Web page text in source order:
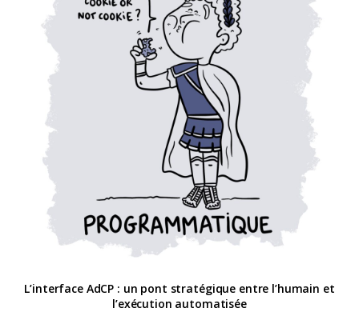
L’interface AdCP : un pont stratégique entre l’humain et
l’exécution automatisée